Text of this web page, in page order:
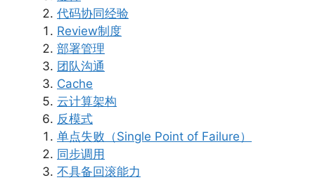
代码协同经验
Review制度
部署管理
团队沟通
Cache
云计算架构
反模式
单点失败（Single Point of Failure）
同步调用
不具备回滚能力